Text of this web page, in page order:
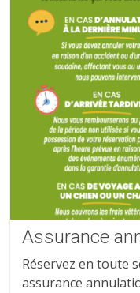
Assurance
Réservez en toute
assurance